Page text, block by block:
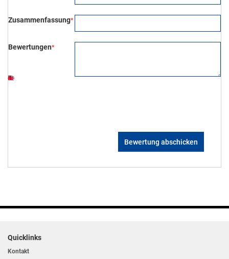
Zusammenfassung
Bewertungen
Bewertung abschicken
Quicklinks
Kontakt